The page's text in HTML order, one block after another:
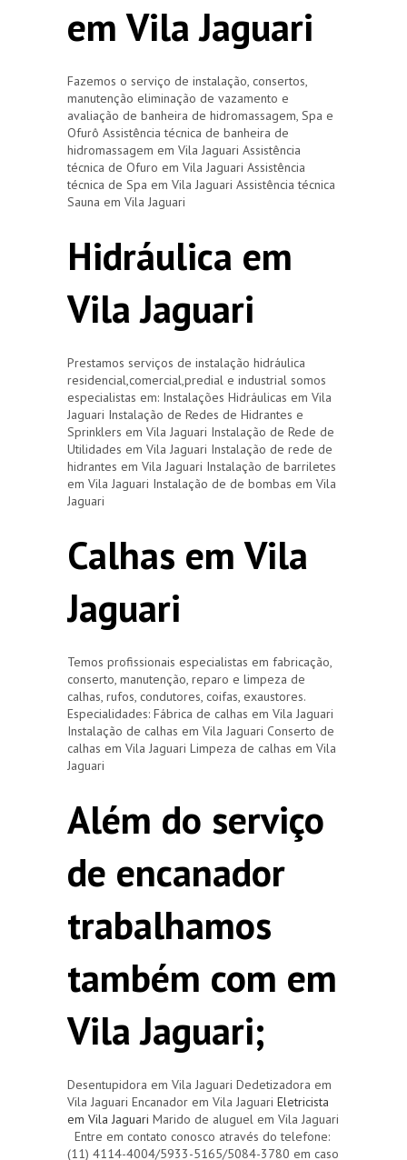
em Vila Jaguari
Fazemos o serviço de instalação, consertos,
manutenção eliminação de vazamento e
avaliação de banheira de hidromassagem, Spa e
Ofurô Assistência técnica de banheira de
hidromassagem em Vila Jaguari Assistência
técnica de Ofuro em Vila Jaguari Assistência
técnica de Spa em Vila Jaguari Assistência técnica
Sauna em Vila Jaguari
Hidráulica em
Vila Jaguari
Prestamos serviços de instalação hidráulica
residencial,comercial,predial e industrial somos
especialistas em: Instalações Hidráulicas em Vila
Jaguari Instalação de Redes de Hidrantes e
Sprinklers em Vila Jaguari Instalação de Rede de
Utilidades em Vila Jaguari Instalação de rede de
hidrantes em Vila Jaguari Instalação de barriletes
em Vila Jaguari Instalação de de bombas em Vila
Jaguari
Calhas em Vila
Jaguari
Temos profissionais especialistas em fabricação,
conserto, manutenção, reparo e limpeza de
calhas, rufos, condutores, coifas, exaustores.
Especialidades: Fábrica de calhas em Vila Jaguari
Instalação de calhas em Vila Jaguari Conserto de
calhas em Vila Jaguari Limpeza de calhas em Vila
Jaguari
Além do serviço
de encanador
trabalhamos
também com em
Vila Jaguari;
Desentupidora em Vila Jaguari Dedetizadora em
Vila Jaguari Encanador em Vila Jaguari Eletricista
em Vila Jaguari Marido de aluguel em Vila Jaguari
Entre em contato conosco através do telefone:
(11) 4114-4004/5933-5165/5084-3780 em caso